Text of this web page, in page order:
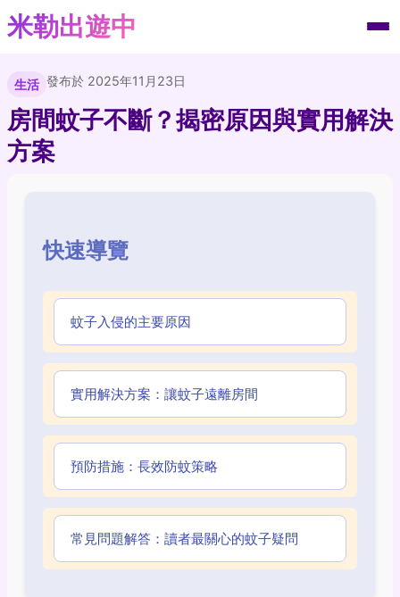
米勒出遊中
生活 發布於 2025年11月23日
房間蚊子不斷？揭密原因與實用解決
方案
快速導覽
蚊子入侵的主要原因
實用解決方案：讓蚊子遠離房間
預防措施：長效防蚊策略
常見問題解答：讀者最關心的蚊子疑問